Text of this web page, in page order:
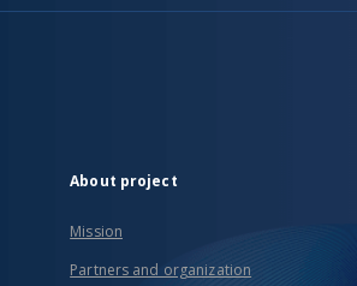
About project
Mission
Partners and organization